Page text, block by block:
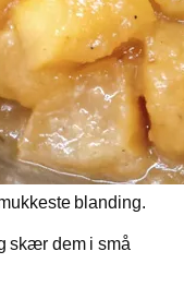
blanding.
skær dem i små